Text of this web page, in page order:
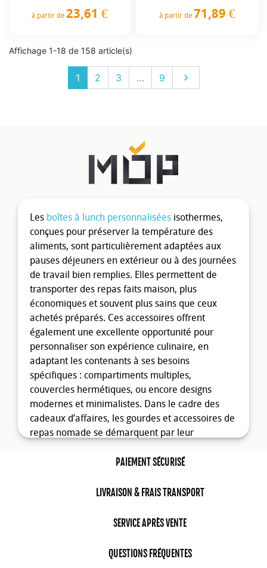
Les boîtes à lunch personnalisées isothermes,
conçues pour préserver la température des
aliments, sont particulièrement adaptées aux
pauses déjeuners en extérieur ou à des journées
de travail bien remplies. Elles permettent de
transporter des repas faits maison, plus
économiques et souvent plus sains que ceux
achetés préparés. Ces accessoires offrent
également une excellente opportunité pour
personnaliser son expérience culinaire, en
adaptant les contenants à ses besoins
spécifiques : compartiments multiples,
couvercles hermétiques, ou encore designs
modernes et minimalistes. Dans le cadre des
cadeaux d’affaires, les gourdes et accessoires de
repas nomade se démarquent par leur
avec le logo ou le message de
transmettre des valeurs fortes : engagement
promotion d’un mode de vie sain. Ces objets ne
des outils de communication qui renforcent
l’image de marque auprès des clients,
à partir de 23,61 € à partir de 71,89 €
Affichage 1-18 de 158 article(s)
1 2 3 … 9 Suivant

PAIEMENT SÉCURISÉ
LIVRAISON & FRAIS TRANSPORT
SERVICE APRÈS VENTE
QUESTIONS FRÉQUENTES